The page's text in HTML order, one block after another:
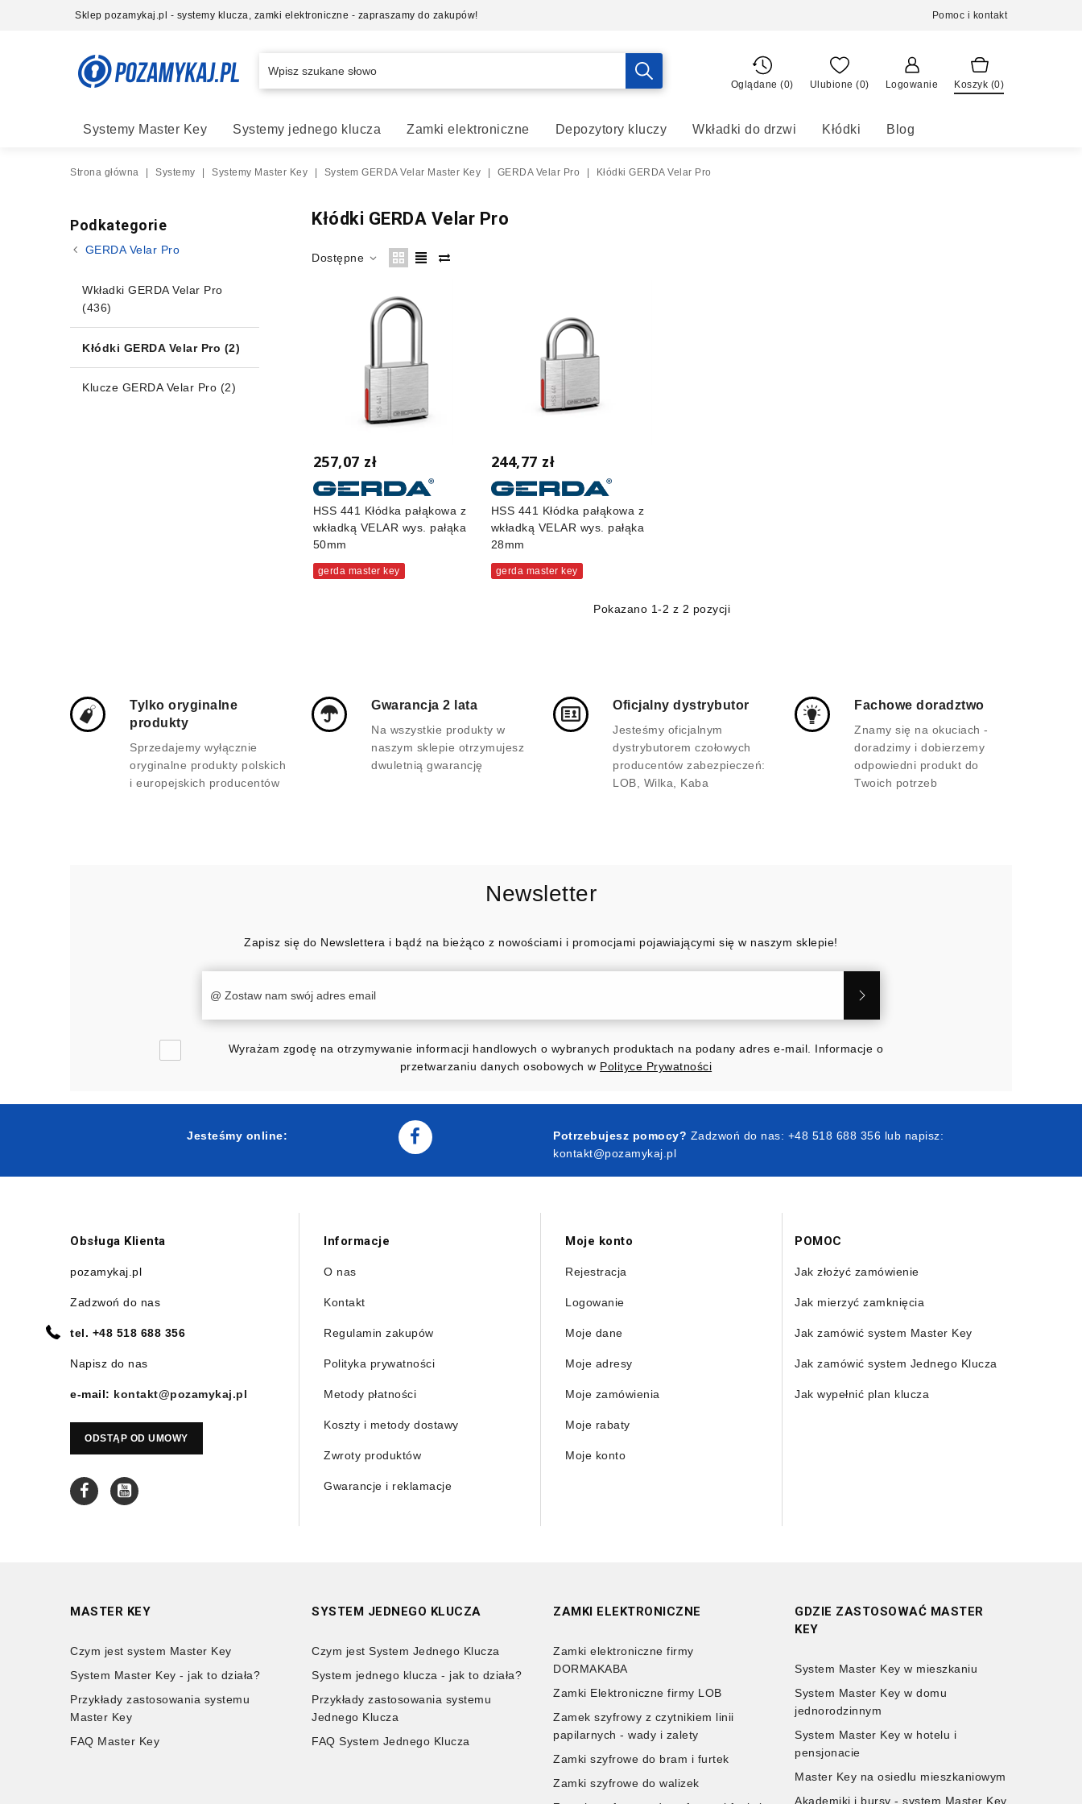
Sklep pozamykaj.pl - systemy klucza, zamki elektroniczne - zapraszamy do zakupów! Pomoc i kontakt
Oglądane (0) Ulubione (0) Logowanie Koszyk (0)
Systemy Master Key Systemy jednego klucza Zamki elektroniczne Depozytory kluczy Wkładki do drzwi Kłódki Blog
Strona główna Systemy Systemy Master Key System GERDA Velar Master Key GERDA Velar Pro Kłódki GERDA Velar Pro
Podkategorie
GERDA Velar Pro
Wkładki GERDA Velar Pro
(436)
Kłódki GERDA Velar Pro (2)
Klucze GERDA Velar Pro (2)
Kłódki GERDA Velar Pro
Dostępne
257,07 zł
HSS 441 Kłódka pałąkowa z
wkładką VELAR wys. pałąka
50mm
gerda master key
244,77 zł
HSS 441 Kłódka pałąkowa z
wkładką VELAR wys. pałąka
28mm
gerda master key
Pokazano 1-2 z 2 pozycji
Tylko oryginalne
produkty
Sprzedajemy wyłącznie
oryginalne produkty polskich
i europejskich producentów
Gwarancja 2 lata
Na wszystkie produkty w
naszym sklepie otrzymujesz
dwuletnią gwarancję
Oficjalny dystrybutor
Jesteśmy oficjalnym
dystrybutorem czołowych
producentów zabezpieczeń:
LOB, Wilka, Kaba
Fachowe doradztwo
Znamy się na okuciach -
doradzimy i dobierzemy
odpowiedni produkt do
Twoich potrzeb
Newsletter
Zapisz się do Newslettera i bądź na bieżąco z nowościami i promocjami pojawiającymi się w naszym sklepie!
Wyrażam zgodę na otrzymywanie informacji handlowych o wybranych produktach na podany adres e-mail. Informacje o
przetwarzaniu danych osobowych w Polityce Prywatności
Jesteśmy online: Potrzebujesz pomocy? Zadzwoń do nas: +48 518 688 356 lub napisz:
kontakt@pozamykaj.pl
Obsługa Klienta
pozamykaj.pl
Zadzwoń do nas
tel. +48 518 688 356
Napisz do nas
e-mail: kontakt@pozamykaj.pl
ODSTĄP OD UMOWY
Informacje
O nas
Kontakt
Regulamin zakupów
Polityka prywatności
Metody płatności
Koszty i metody dostawy
Zwroty produktów
Gwarancje i reklamacje
Moje konto
Rejestracja
Logowanie
Moje dane
Moje adresy
Moje zamówienia
Moje rabaty
Moje konto
POMOC
Jak złożyć zamówienie
Jak mierzyć zamknięcia
Jak zamówić system Master Key
Jak zamówić system Jednego Klucza
Jak wypełnić plan klucza
MASTER KEY
Czym jest system Master Key
System Master Key - jak to działa?
Przykłady zastosowania systemu
Master Key
FAQ Master Key
SYSTEM JEDNEGO KLUCZA
Czym jest System Jednego Klucza
System jednego klucza - jak to działa?
Przykłady zastosowania systemu
Jednego Klucza
FAQ System Jednego Klucza
ZAMKI ELEKTRONICZNE
Zamki elektroniczne firmy
DORMAKABA
Zamki Elektroniczne firmy LOB
Zamek szyfrowy z czytnikiem linii
papilarnych - wady i zalety
Zamki szyfrowe do bram i furtek
Zamki szyfrowe do walizek
GDZIE ZASTOSOWAĆ MASTER
KEY
System Master Key w mieszkaniu
System Master Key w domu
jednorodzinnym
System Master Key w hotelu i
pensjonacie
Master Key na osiedlu mieszkaniowym
Akademiki i bursy - system Master Key